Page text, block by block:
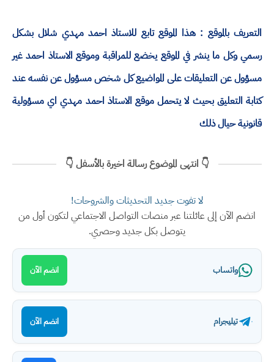
التعريف بالموقع : هذا الموقع تابع للاستاذ احمد مهدي شلال بشكل
رسمي وكل ما ينشر في الموقع يخضع للمراقبة وموقع الاستاذ احمد غير
مسؤول عن التعليقات على المواضيع كل شخص مسؤول عن نفسه عند
كتابة التعليق بحيث لا يتحمل موقع الاستاذ احمد مهدي اي مسؤولية
قانونية حيال ذلك
👇 انتهى الموضوع رسالة اخيرة بالأسفل 👇
لا تفوت جديد التحديثات والشروحات!
انضم الآن إلى عائلتنا عبر منصات التواصل الاجتماعي لتكون أول من
يتوصل بكل جديد وحصري.
واتساب انضم الآن
تيليجرام انضم الآن